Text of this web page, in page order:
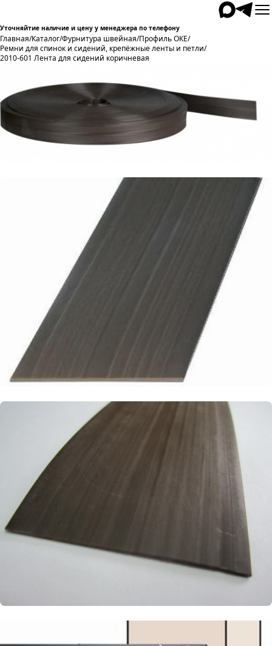
Уточняйтие наличие и цену у менеджера по телефону
Главная/Каталог/Фурнитура швейная/Профиль ОКЕ/
Ремни для спинок и сидений, крепёжные ленты и петли/
2010-601 Лента для сидений коричневая